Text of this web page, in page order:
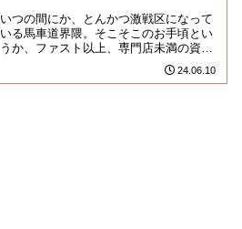
いつの間にか、とんかつ激戦区になって
いる馬車道界隈。そこそこのお手頃とい
うか、ファスト以上、専門店未満の資本
店は、なんだか中途半端に思えるんだけ
ど、こちらのお店はなかなかど... 24.06.10